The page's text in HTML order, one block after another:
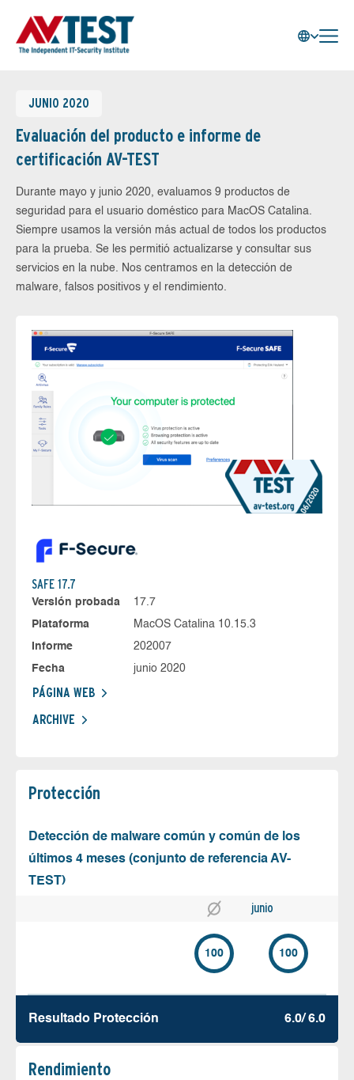
JUNIO 2020
Evaluación del producto e informe de
certificación AV-TEST
Durante mayo y junio 2020, evaluamos 9 productos de
seguridad para el usuario doméstico para MacOS Catalina.
Siempre usamos la versión más actual de todos los productos
para la prueba. Se les permitió actualizarse y consultar sus
servicios en la nube. Nos centramos en la detección de
malware, falsos positivos y el rendimiento.
SAFE 17.7
Versión probada
17.7
Plataforma
MacOS Catalina 10.15.3
Informe
202007
Fecha
junio 2020
PÁGINA WEB
ARCHIVE
Protección
Detección de malware común y común de los
últimos 4 meses (conjunto de referencia AV-
TEST)
junio
100 100
Resultado Protección 6.0/ 6.0
Rendimiento